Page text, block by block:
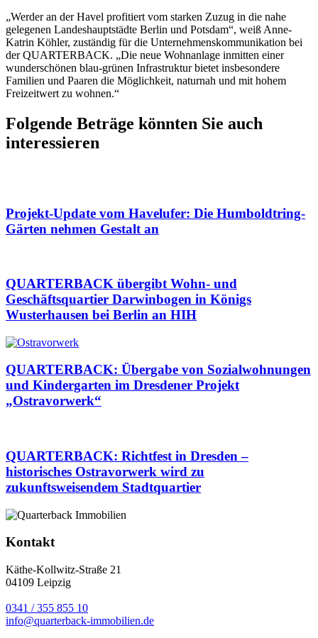
„Werder an der Havel profitiert vom starken Zuzug in die nahe
gelegenen Landeshauptstädte Berlin und Potsdam“, weiß Anne-
Katrin Köhler, zuständig für die Unternehmenskommunikation bei
der QUARTERBACK. „Die neue Wohnanlage inmitten einer
wunderschönen blau-grünen Infrastruktur bietet insbesondere
Familien und Paaren die Möglichkeit, naturnah und mit hohem
Freizeitwert zu wohnen.“
Folgende Beträge könnten Sie auch
interessieren
Projekt-Update vom Havelufer: Die Humboldtring-
Gärten nehmen Gestalt an
QUARTERBACK übergibt Wohn- und
Geschäftsquartier Darwinbogen in Königs
Wusterhausen bei Berlin an HIH
QUARTERBACK: Übergabe von Sozialwohnungen
und Kindergarten im Dresdener Projekt
„Ostravorwerk“
QUARTERBACK: Richtfest in Dresden –
historisches Ostravorwerk wird zu
zukunftsweisendem Stadtquartier
Kontakt
Käthe-Kollwitz-Straße 21
04109 Leipzig
0341 / 355 855 10
info@quarterback-immobilien.de